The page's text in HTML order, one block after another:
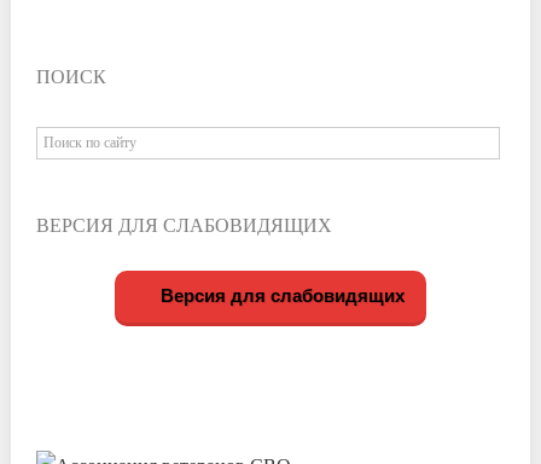
ПОИСК
ВЕРСИЯ ДЛЯ СЛАБОВИДЯЩИХ
Версия для слабовидящих